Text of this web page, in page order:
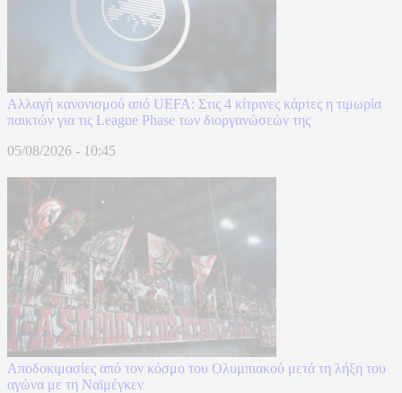
Αλλαγή κανονισμού από UEFA: Στις 4 κίτρινες κάρτες η τιμωρία
παικτών για τις League Phase των διοργανώσεών της
05/08/2026 - 10:45
Αποδοκιμασίες από τον κόσμο του Ολυμπιακού μετά τη λήξη του
αγώνα με τη Ναϊμέγκεν